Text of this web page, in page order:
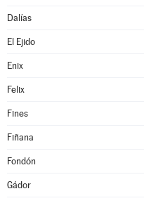
Dalías
El Ejido
Enix
Felix
Fines
Fiñana
Fondón
Gádor